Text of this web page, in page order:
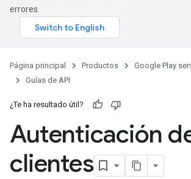
errores.
Página principal Productos
Google Play
Guías de API
¿Te ha resultado útil?
Autenticación
clientes